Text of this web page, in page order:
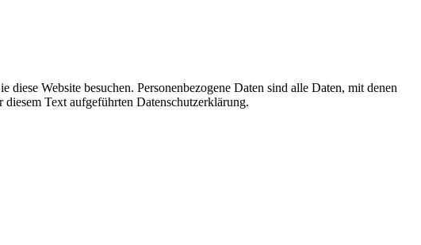
Website besuchen. Personenbezogene Daten sind alle Daten, mit denen
Text aufgeführten Datenschutzerklärung.